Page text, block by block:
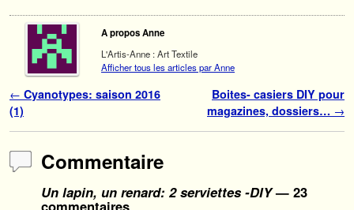
A propos Anne
L'Artis-Anne : Art Textile
Afficher tous les articles par Anne
Navigation des articles
← Cyanotypes: saison 2016
(1)
Boites- casiers DIY pour
magazines, dossiers… →
Commentaire
Un lapin, un renard: 2 serviettes -DIY— 23
commentaires